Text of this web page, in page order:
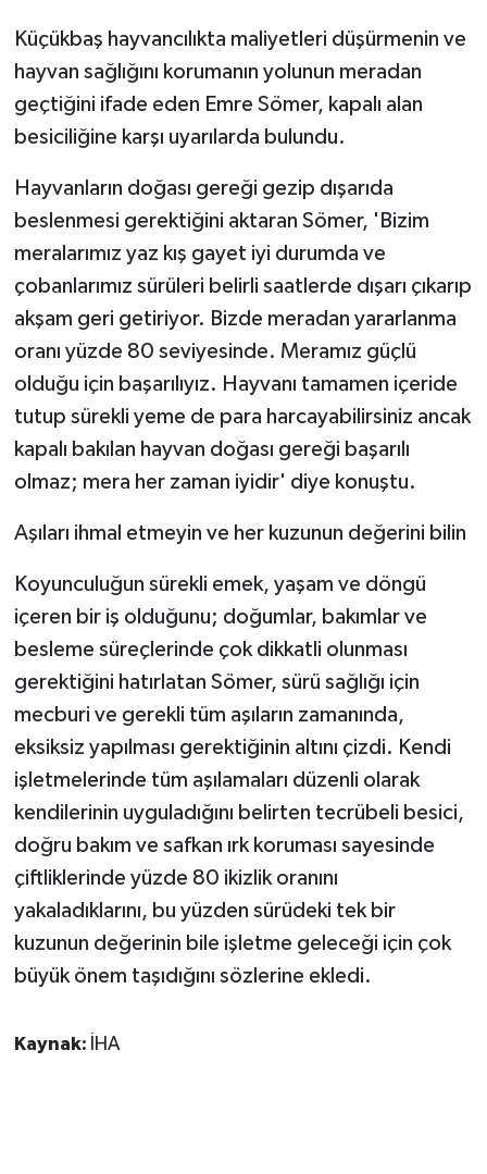
Küçükbaş hayvancılıkta maliyetleri düşürmenin ve
hayvan sağlığını korumanın yolunun meradan
geçtiğini ifade eden Emre Sömer, kapalı alan
besiciliğine karşı uyarılarda bulundu.
Hayvanların doğası gereği gezip dışarıda
beslenmesi gerektiğini aktaran Sömer, 'Bizim
meralarımız yaz kış gayet iyi durumda ve
çobanlarımız sürüleri belirli saatlerde dışarı çıkarıp
akşam geri getiriyor. Bizde meradan yararlanma
oranı yüzde 80 seviyesinde. Meramız güçlü
olduğu için başarılıyız. Hayvanı tamamen içeride
tutup sürekli yeme de para harcayabilirsiniz ancak
kapalı bakılan hayvan doğası gereği başarılı
olmaz; mera her zaman iyidir' diye konuştu.
Aşıları ihmal etmeyin ve her kuzunun değerini bilin
Koyunculuğun sürekli emek, yaşam ve döngü
içeren bir iş olduğunu; doğumlar, bakımlar ve
besleme süreçlerinde çok dikkatli olunması
gerektiğini hatırlatan Sömer, sürü sağlığı için
mecburi ve gerekli tüm aşıların zamanında,
eksiksiz yapılması gerektiğinin altını çizdi. Kendi
işletmelerinde tüm aşılamaları düzenli olarak
kendilerinin uyguladığını belirten tecrübeli besici,
doğru bakım ve safkan ırk koruması sayesinde
çiftliklerinde yüzde 80 ikizlik oranını
yakaladıklarını, bu yüzden sürüdeki tek bir
kuzunun değerinin bile işletme geleceği için çok
büyük önem taşıdığını sözlerine ekledi.
Kaynak: İHA